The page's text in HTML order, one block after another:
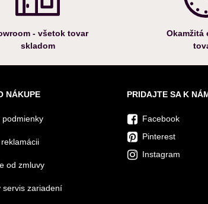
- všetok tovar
skladom
Okamžitá
NÁKUPE
od zmluvy
servis zariadení
PRIDAJTE SA K
Facebook
Pinterest
Instagram